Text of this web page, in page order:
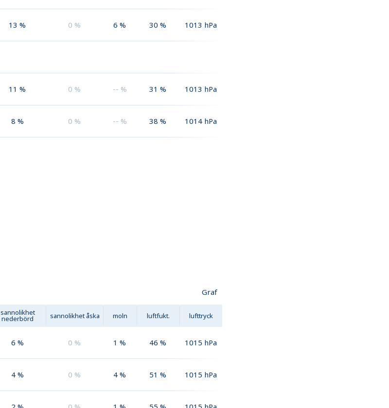
13 % 0 % 6 % 30 % 1013 hPa
11 % 0 % -- % 31 % 1013 hPa
8 % 0 % -- % 38 % 1014 hPa
Graf
sannolikhet
nederbörd sannolikhet åska moln luftfukt. lufttryck
6 % 0 % 1 % 46 % 1015 hPa
4 % 0 % 4 % 51 % 1015 hPa